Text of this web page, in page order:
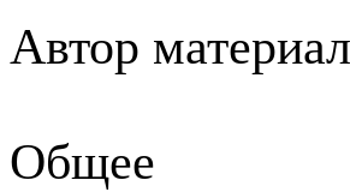
Автор
Общее